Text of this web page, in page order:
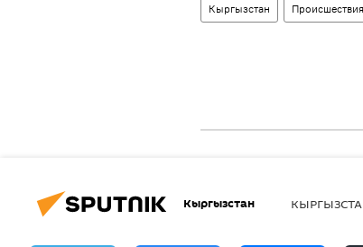
Кыргызстан Происшествия
Кыргызстан